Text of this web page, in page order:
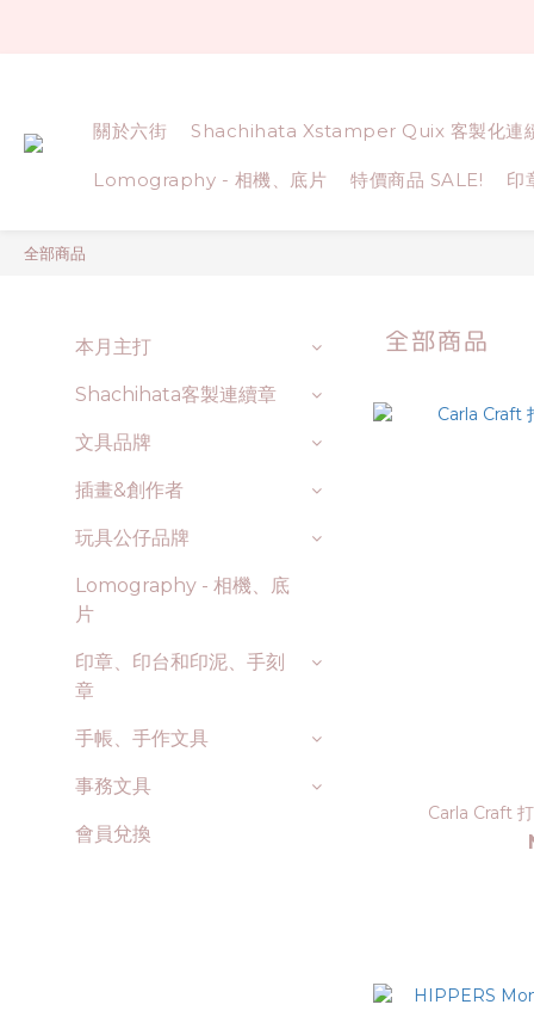
關於六街 Shachihata Xstamper Quix 客製化連
Lomography - 相機、底片 特價商品 SALE! 印
全部商品
本月主打
Shachihata客製連續章
文具品牌
插畫&創作者
玩具公仔品牌
Lomography - 相機、底
片
印章、印台和印泥、手刻
章
手帳、手作文具
事務文具
會員兌換
全部商品
Carla Craft